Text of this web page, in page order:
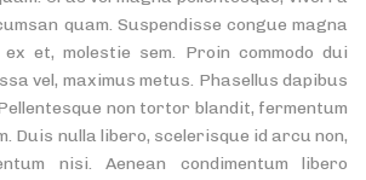
quam. Suspendisse congue magna
et, molestie sem. Proin commodo dui
vel, maximus metus. Phasellus dapibus
non tortor blandit, fermentum
Duis nulla libero, scelerisque id arcu non,
nisi. Aenean condimentum libero